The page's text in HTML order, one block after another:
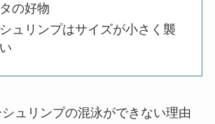
の好物
ュリンプはサイズが小さく襲
ュリンプの混泳ができない理由